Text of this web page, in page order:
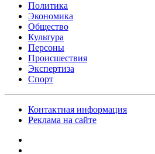
Политика
Экономика
Общество
Культура
Персоны
Происшествия
Экспертиза
Спорт
Контактная информация
Реклама на сайте